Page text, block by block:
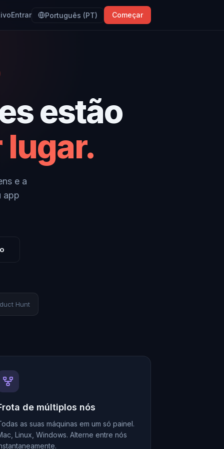
Entrar Português (PT) Começar
estão
lugar.
e a
app
Hunt
de múltiplos nós
as suas máquinas em um só painel.
Linux, Windows. Alterne entre nós